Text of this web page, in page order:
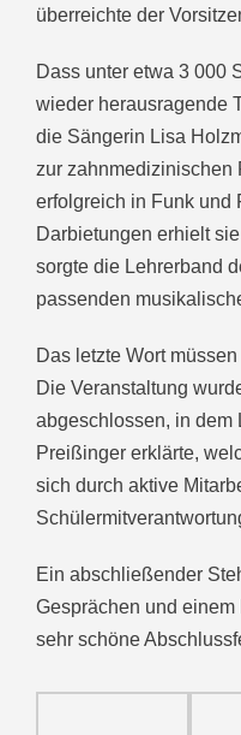
überreichte der
Dass unter etwa 3 000
wieder herausragende
die Sängerin Lisa
zur zahnmedizinischen
erfolgreich in Funk und
Darbietungen erhielt
sorgte die Lehrerband
passenden
Das letzte Wort
Die Veranstaltung
abgeschlossen, in dem
Preißinger erklärte,
sich durch aktive
Ein abschließender
Gesprächen und
sehr schöne